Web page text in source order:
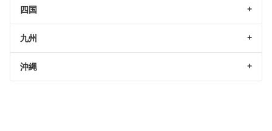
四国
九州
沖縄